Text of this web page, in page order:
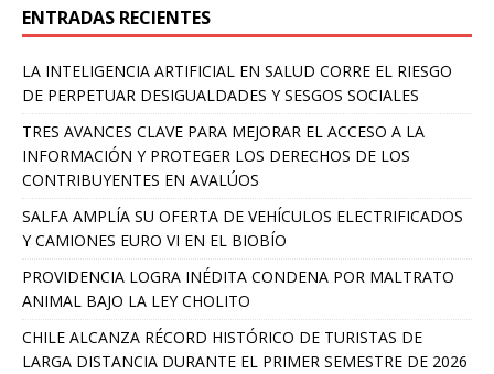
ENTRADAS RECIENTES
LA INTELIGENCIA ARTIFICIAL EN SALUD CORRE EL RIESGO
DE PERPETUAR DESIGUALDADES Y SESGOS SOCIALES
TRES AVANCES CLAVE PARA MEJORAR EL ACCESO A LA
INFORMACIÓN Y PROTEGER LOS DERECHOS DE LOS
CONTRIBUYENTES EN AVALÚOS
SALFA AMPLÍA SU OFERTA DE VEHÍCULOS ELECTRIFICADOS
Y CAMIONES EURO VI EN EL BIOBÍO
PROVIDENCIA LOGRA INÉDITA CONDENA POR MALTRATO
ANIMAL BAJO LA LEY CHOLITO
CHILE ALCANZA RÉCORD HISTÓRICO DE TURISTAS DE
LARGA DISTANCIA DURANTE EL PRIMER SEMESTRE DE 2026